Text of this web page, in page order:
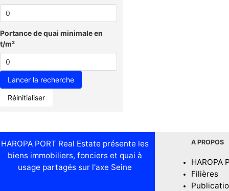
Portance de quai minimale en
t/m²
Réinitialiser
HAROPA PORT Real Estate présente les
biens immobiliers, fonciers et quai à
usage partagés sur l'axe Seine
A PROPOS
HAROPA
Filières